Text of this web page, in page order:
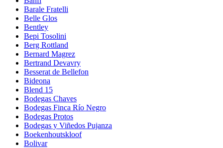
Barale Fratelli
Belle Glos
Bentley
Bepi Tosolini
Berg Rottland
Bernard Magrez
Bertrand Devavry
Besserat de Bellefon
Bideona
Blend 15
Bodegas Chaves
Bodegas Finca Río Negro
Bodegas Protos
Bodegas y Viñedos Pujanza
Boekenhoutskloof
Bolivar